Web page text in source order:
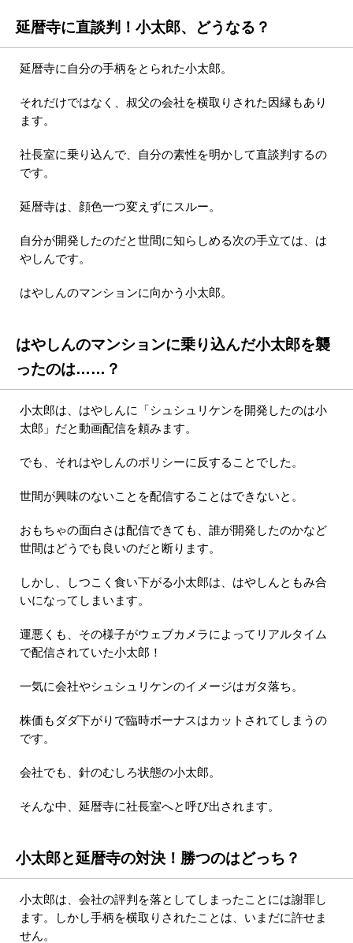
延暦寺に直談判！小太郎、どうなる？
延暦寺に自分の手柄をとられた小太郎。
それだけではなく、叔父の会社を横取りされた因縁もあり
ます。
社長室に乗り込んで、自分の素性を明かして直談判するの
です。
延暦寺は、顔色一つ変えずにスルー。
自分が開発したのだと世間に知らしめる次の手立ては、は
やしんです。
はやしんのマンションに向かう小太郎。
はやしんのマンションに乗り込んだ小太郎を襲
ったのは……？
小太郎は、はやしんに「シュシュリケンを開発したのは小
太郎」だと動画配信を頼みます。
でも、それはやしんのポリシーに反することでした。
世間が興味のないことを配信することはできないと。
おもちゃの面白さは配信できても、誰が開発したのかなど
世間はどうでも良いのだと断ります。
しかし、しつこく食い下がる小太郎は、はやしんともみ合
いになってしまいます。
運悪くも、その様子がウェブカメラによってリアルタイム
で配信されていた小太郎！
一気に会社やシュシュリケンのイメージはガタ落ち。
株価もダダ下がりで臨時ボーナスはカットされてしまうの
です。
会社でも、針のむしろ状態の小太郎。
そんな中、延暦寺に社長室へと呼び出されます。
小太郎と延暦寺の対決！勝つのはどっち？
小太郎は、会社の評判を落としてしまったことには謝罪し
ます。しかし手柄を横取りされたことは、いまだに許せま
せん。